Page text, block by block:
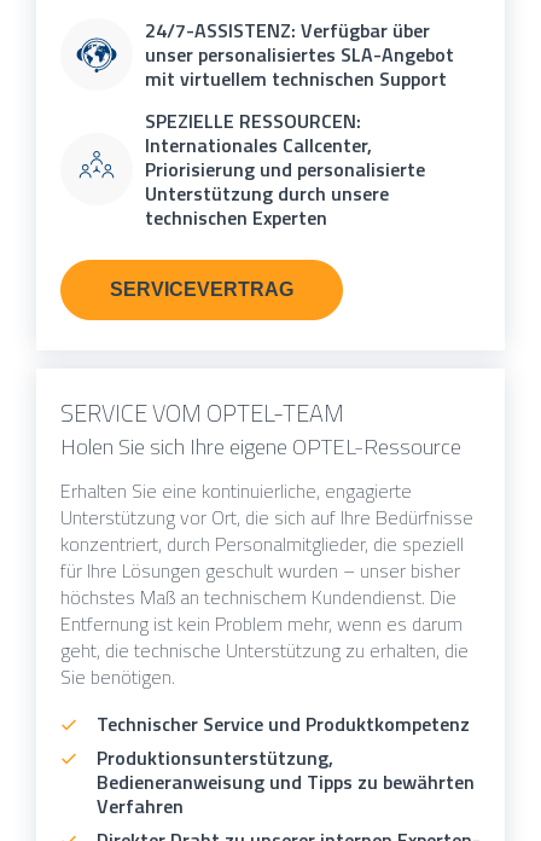
24/7-ASSISTENZ: Verfügbar über
unser personalisiertes SLA-Angebot
mit virtuellem technischen Support
SPEZIELLE RESSOURCEN:
Internationales Callcenter,
Priorisierung und personalisierte
Unterstützung durch unsere
technischen Experten
SERVICEVERTRAG
SERVICE VOM OPTEL-TEAM
Holen Sie sich Ihre eigene OPTEL-Ressource
Erhalten Sie eine kontinuierliche, engagierte
Unterstützung vor Ort, die sich auf Ihre Bedürfnisse
konzentriert, durch Personalmitglieder, die speziell
für Ihre Lösungen geschult wurden – unser bisher
höchstes Maß an technischem Kundendienst. Die
Entfernung ist kein Problem mehr, wenn es darum
geht, die technische Unterstützung zu erhalten, die
Sie benötigen.
Technischer Service und Produktkompetenz
Produktionsunterstützung,
Bedieneranweisung und Tipps zu bewährten
Verfahren